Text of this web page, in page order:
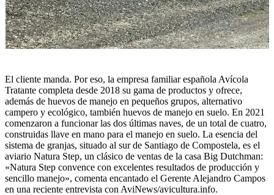
El cliente manda. Por eso, la empresa familiar española Avícola
Tratante completa desde 2018 su gama de productos y ofrece,
además de huevos de manejo en pequeños grupos, alternativo
campero y ecológico, también huevos de manejo en suelo. En 2021
comenzaron a funcionar las dos últimas naves, de un total de cuatro,
construidas llave en mano para el manejo en suelo. La esencia del
sistema de granjas, situado al sur de Santiago de Compostela, es el
aviario Natura Step, un clásico de ventas de la casa Big Dutchman:
«Natura Step convence con excelentes resultados de producción y
sencillo manejo», comenta encantado el Gerente Alejandro Campos
en una reciente entrevista con AviNews/avicultura.info.